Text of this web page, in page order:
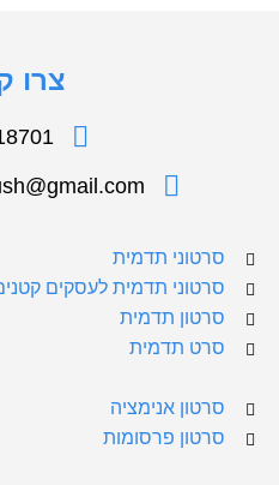
צרו
סרטוני תדמית
סרטוני תדמית לעסקים
סרטון תדמית
סרט תדמית
סרטון אנימציה
סרטון פרסומות